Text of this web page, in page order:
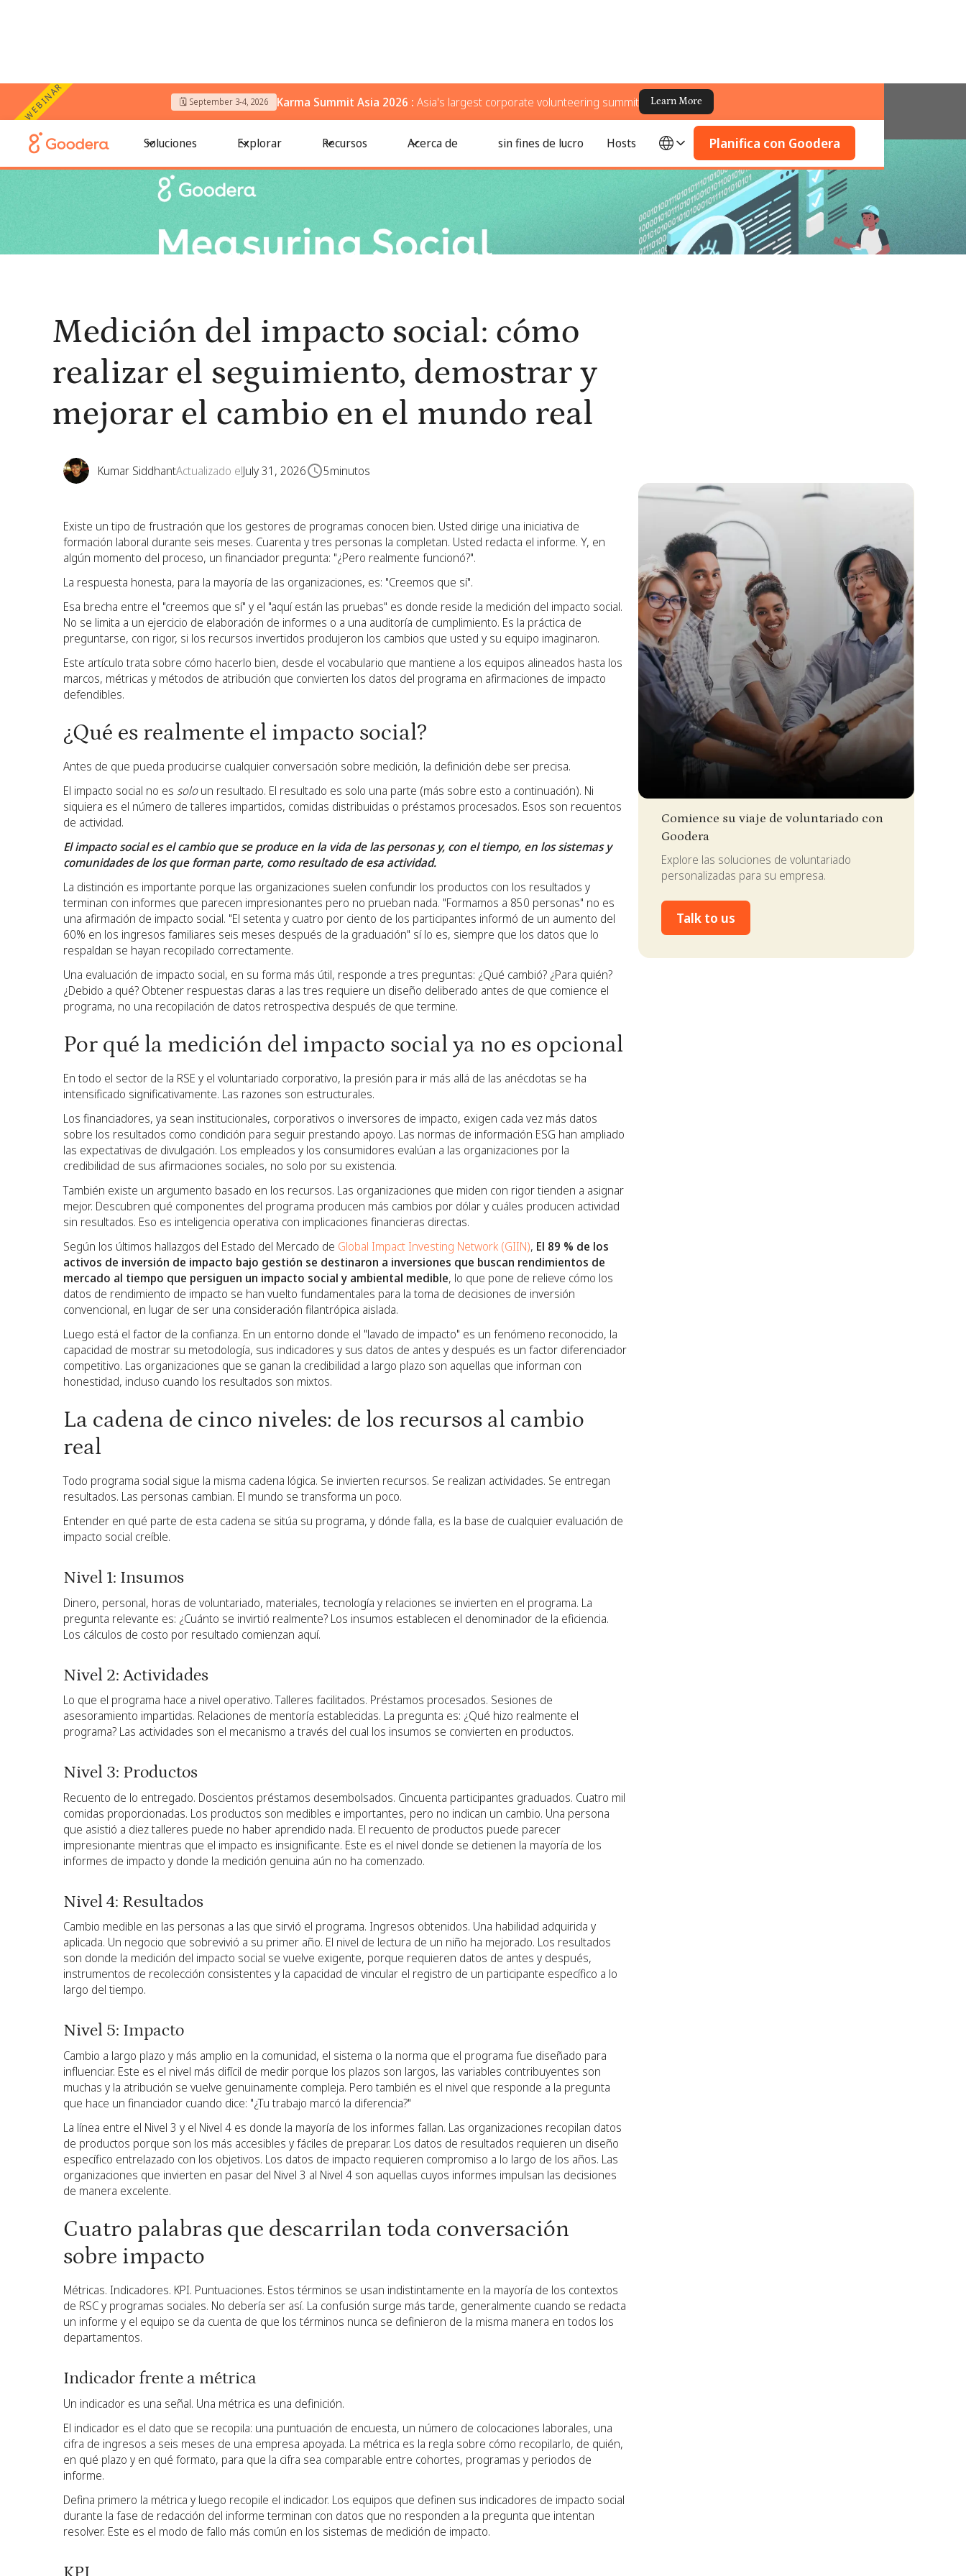
WEBINAR 🗓️ September 3-4, 2026 Karma Summit Asia 2026 : Asia's largest corporate volunteering summit Learn More
Soluciones Explorar Recursos Acerca de sin fines de lucro Hosts Planifica con Goodera
Medición del impacto social: cómo realizar el seguimiento, demostrar y mejorar el cambio en el mundo real
Medición del impacto social: cómo
realizar el seguimiento, demostrar y
mejorar el cambio en el mundo real
Kumar SiddhantActualizado elJuly 31, 2026 5minutos
Existe un tipo de frustración que los gestores de programas conocen bien. Usted dirige una iniciativa de
formación laboral durante seis meses. Cuarenta y tres personas la completan. Usted redacta el informe. Y, en
algún momento del proceso, un financiador pregunta: "¿Pero realmente funcionó?".
La respuesta honesta, para la mayoría de las organizaciones, es: "Creemos que sí".
Esa brecha entre el "creemos que sí" y el "aquí están las pruebas" es donde reside la medición del impacto social.
No se limita a un ejercicio de elaboración de informes o a una auditoría de cumplimiento. Es la práctica de
preguntarse, con rigor, si los recursos invertidos produjeron los cambios que usted y su equipo imaginaron.
Este artículo trata sobre cómo hacerlo bien, desde el vocabulario que mantiene a los equipos alineados hasta los
marcos, métricas y métodos de atribución que convierten los datos del programa en afirmaciones de impacto
defendibles.
¿Qué es realmente el impacto social?
Antes de que pueda producirse cualquier conversación sobre medición, la definición debe ser precisa.
El impacto social no es soloun resultado. El resultado es solo una parte (más sobre esto a continuación). Ni
siquiera es el número de talleres impartidos, comidas distribuidas o préstamos procesados. Esos son recuentos
de actividad.
El impacto social es el cambio que se produce en la vida de las personas y, con el tiempo, en los sistemas y
comunidades de los que forman parte, como resultado de esa actividad.
La distinción es importante porque las organizaciones suelen confundir los productos con los resultados y
terminan con informes que parecen impresionantes pero no prueban nada. "Formamos a 850 personas" no es
una afirmación de impacto social. "El setenta y cuatro por ciento de los participantes informó de un aumento del
60% en los ingresos familiares seis meses después de la graduación" sí lo es, siempre que los datos que lo
respaldan se hayan recopilado correctamente.
Una evaluación de impacto social, en su forma más útil, responde a tres preguntas: ¿Qué cambió? ¿Para quién?
¿Debido a qué? Obtener respuestas claras a las tres requiere un diseño deliberado antes de que comience el
programa, no una recopilación de datos retrospectiva después de que termine.
Por qué la medición del impacto social ya no es opcional
En todo el sector de la RSE y el voluntariado corporativo, la presión para ir más allá de las anécdotas se ha
intensificado significativamente. Las razones son estructurales.
Los financiadores, ya sean institucionales, corporativos o inversores de impacto, exigen cada vez más datos
sobre los resultados como condición para seguir prestando apoyo. Las normas de información ESG han ampliado
las expectativas de divulgación. Los empleados y los consumidores evalúan a las organizaciones por la
credibilidad de sus afirmaciones sociales, no solo por su existencia.
También existe un argumento basado en los recursos. Las organizaciones que miden con rigor tienden a asignar
mejor. Descubren qué componentes del programa producen más cambios por dólar y cuáles producen actividad
sin resultados. Eso es inteligencia operativa con implicaciones financieras directas.
Según los últimos hallazgos del Estado del Mercado de Global Impact Investing Network (GIIN), El 89 % de los
activos de inversión de impacto bajo gestión se destinaron a inversiones que buscan rendimientos de
mercado al tiempo que persiguen un impacto social y ambiental medible, lo que pone de relieve cómo los
datos de rendimiento de impacto se han vuelto fundamentales para la toma de decisiones de inversión
convencional, en lugar de ser una consideración filantrópica aislada.
Luego está el factor de la confianza. En un entorno donde el "lavado de impacto" es un fenómeno reconocido, la
capacidad de mostrar su metodología, sus indicadores y sus datos de antes y después es un factor diferenciador
competitivo. Las organizaciones que se ganan la credibilidad a largo plazo son aquellas que informan con
honestidad, incluso cuando los resultados son mixtos.
La cadena de cinco niveles: de los recursos al cambio
real
Todo programa social sigue la misma cadena lógica. Se invierten recursos. Se realizan actividades. Se entregan
resultados. Las personas cambian. El mundo se transforma un poco.
Entender en qué parte de esta cadena se sitúa su programa, y dónde falla, es la base de cualquier evaluación de
impacto social creíble.
Nivel 1: Insumos
Dinero, personal, horas de voluntariado, materiales, tecnología y relaciones se invierten en el programa. La
pregunta relevante es: ¿Cuánto se invirtió realmente? Los insumos establecen el denominador de la eficiencia.
Los cálculos de costo por resultado comienzan aquí.
Nivel 2: Actividades
Lo que el programa hace a nivel operativo. Talleres facilitados. Préstamos procesados. Sesiones de
asesoramiento impartidas. Relaciones de mentoría establecidas. La pregunta es: ¿Qué hizo realmente el
programa? Las actividades son el mecanismo a través del cual los insumos se convierten en productos.
Nivel 3: Productos
Recuento de lo entregado. Doscientos préstamos desembolsados. Cincuenta participantes graduados. Cuatro mil
comidas proporcionadas. Los productos son medibles e importantes, pero no indican un cambio. Una persona
que asistió a diez talleres puede no haber aprendido nada. El recuento de productos puede parecer
impresionante mientras que el impacto es insignificante. Este es el nivel donde se detienen la mayoría de los
informes de impacto y donde la medición genuina aún no ha comenzado.
Nivel 4: Resultados
Cambio medible en las personas a las que sirvió el programa. Ingresos obtenidos. Una habilidad adquirida y
aplicada. Un negocio que sobrevivió a su primer año. El nivel de lectura de un niño ha mejorado. Los resultados
son donde la medición del impacto social se vuelve exigente, porque requieren datos de antes y después,
instrumentos de recolección consistentes y la capacidad de vincular el registro de un participante específico a lo
largo del tiempo.
Nivel 5: Impacto
Cambio a largo plazo y más amplio en la comunidad, el sistema o la norma que el programa fue diseñado para
influenciar. Este es el nivel más difícil de medir porque los plazos son largos, las variables contribuyentes son
muchas y la atribución se vuelve genuinamente compleja. Pero también es el nivel que responde a la pregunta
que hace un financiador cuando dice: "¿Tu trabajo marcó la diferencia?"
La línea entre el Nivel 3 y el Nivel 4 es donde la mayoría de los informes fallan. Las organizaciones recopilan datos
de productos porque son los más accesibles y fáciles de preparar. Los datos de resultados requieren un diseño
específico entrelazado con los objetivos. Los datos de impacto requieren compromiso a lo largo de los años. Las
organizaciones que invierten en pasar del Nivel 3 al Nivel 4 son aquellas cuyos informes impulsan las decisiones
de manera excelente.
Cuatro palabras que descarrilan toda conversación
sobre impacto
Métricas. Indicadores. KPI. Puntuaciones. Estos términos se usan indistintamente en la mayoría de los contextos
de RSC y programas sociales. No debería ser así. La confusión surge más tarde, generalmente cuando se redacta
un informe y el equipo se da cuenta de que los términos nunca se definieron de la misma manera en todos los
departamentos.
Indicador frente a métrica
Un indicador es una señal. Una métrica es una definición.
El indicador es el dato que se recopila: una puntuación de encuesta, un número de colocaciones laborales, una
cifra de ingresos a seis meses de una empresa apoyada. La métrica es la regla sobre cómo recopilarlo, de quién,
en qué plazo y en qué formato, para que la cifra sea comparable entre cohortes, programas y periodos de
informe.
Defina primero la métrica y luego recopile el indicador. Los equipos que definen sus indicadores de impacto social
durante la fase de redacción del informe terminan con datos que no responden a la pregunta que intentan
resolver. Este es el modo de fallo más común en los sistemas de medición de impacto.
KPI
Comience su viaje de voluntariado con
Goodera
Explore las soluciones de voluntariado
personalizadas para su empresa.
Talk to us